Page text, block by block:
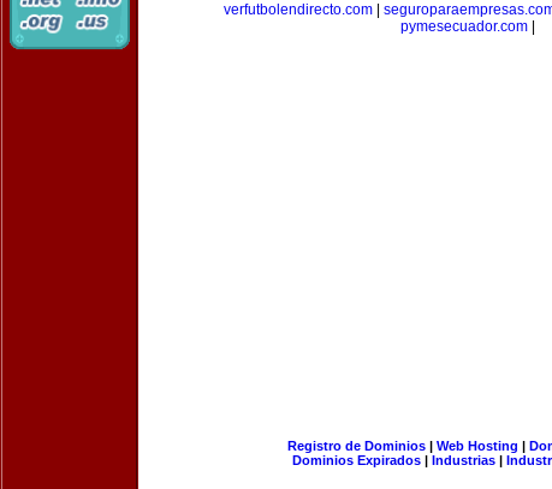
verfutbolendirecto.com|
pymesecuador.com
Registro de Dominios| Web Hosting |
Dominios Expirados | Industrias |